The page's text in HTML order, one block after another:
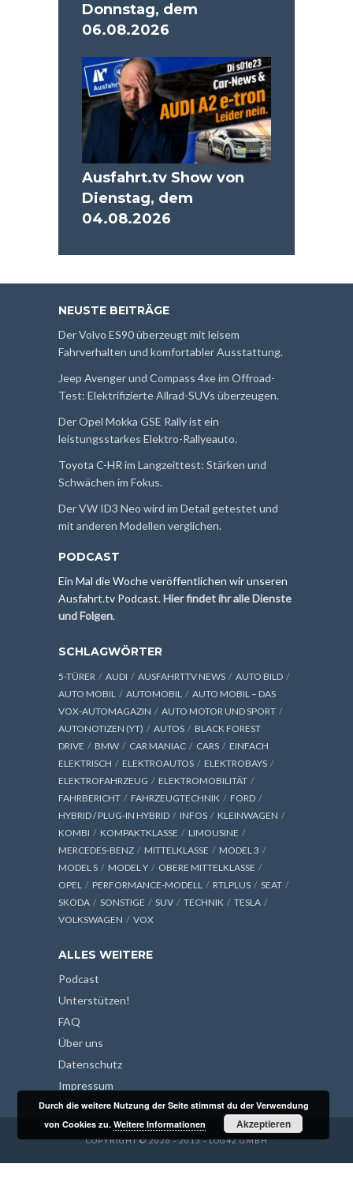
Donnstag, dem
06.08.2026
Ausfahrt.tv Show von
Dienstag, dem
04.08.2026
NEUSTE BEITRÄGE
Der Volvo ES90 überzeugt mit leisem
Fahrverhalten und komfortabler Ausstattung.
Jeep Avenger und Compass 4xe im Offroad-
Test: Elektrifizierte Allrad-SUVs überzeugen.
Der Opel Mokka GSE Rally ist ein
leistungsstarkes Elektro-Rallyeauto.
Toyota C-HR im Langzeittest: Stärken und
Schwächen im Fokus.
Der VW ID3 Neo wird im Detail getestet und
mit anderen Modellen verglichen.
PODCAST
Ein Mal die Woche veröffentlichen wir unseren
Ausfahrt.tv Podcast.Hier findet ihr alle Dienste
und Folgen.
SCHLAGWÖRTER
5-TÜRER AUDI AUSFAHRTTV NEWS
AUTO BILD
AUTO MOBIL
AUTOMOBIL
AUTO MOBIL – DAS
VOX-AUTOMAGAZIN
AUTO MOTOR UND SPORT
AUTONOTIZEN (YT)
AUTOS
BLACK FOREST
DRIVE
BMW CAR MANIAC CARS
EINFACH
ELEKTRISCH
ELEKTROAUTOS
ELEKTROBAYS
ELEKTROFAHRZEUG
ELEKTROMOBILITÄT
FAHRBERICHT
FAHRZEUGTECHNIK
FORD
HYBRID / PLUG-IN HYBRID
INFOS
KLEINWAGEN
KOMBI
KOMPAKTKLASSE
LIMOUSINE
MERCEDES-BENZ
MITTELKLASSE
MODEL 3
MODEL S
MODEL Y
OBERE MITTELKLASSE
OPEL
PERFORMANCE-MODELL RTLPLUS
SEAT
SKODA
SONSTIGE SUV TECHNIK
TESLA
VOLKSWAGEN
VOX
ALLES WEITERE
Podcast
Unterstützen!
FAQ
Über uns
Datenschutz
Impressum
COPYRIGHT © 2026 - 2013 - LOG42 GMBH
Durch die weitere Nutzung der Seite stimmst du der Verwendung
von Cookies zu.Weitere Informationen Akzeptieren